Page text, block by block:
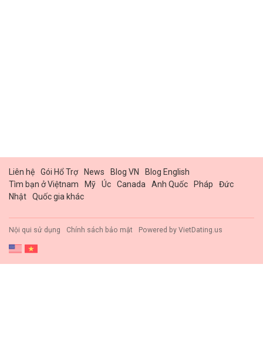
Liên hệ Gói Hổ Trợ News Blog VN
Blog English
Tìm bạn ở Việtnam
Mỹ Úc Canada Anh Quốc Pháp
Đức
Nhật
Quốc gia khác
Nội qui sử dụng Chính sách bảo mật Powered by VietDating.us